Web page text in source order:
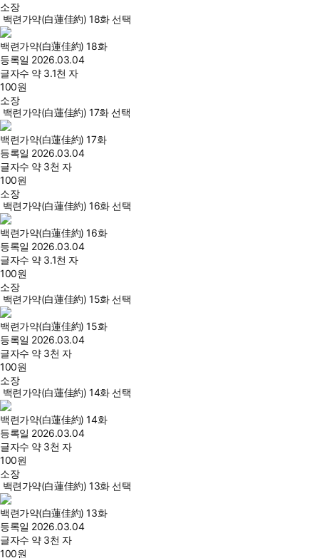
소장
백련가약(白蓮佳約) 18화 선택
백련가약(白蓮佳約) 18화
등록일 2026.03.04
글자수 약 3.1천 자
100원
소장
백련가약(白蓮佳約) 17화 선택
백련가약(白蓮佳約) 17화
등록일 2026.03.04
글자수 약 3천 자
100원
소장
백련가약(白蓮佳約) 16화 선택
백련가약(白蓮佳約) 16화
등록일 2026.03.04
글자수 약 3.1천 자
100원
소장
백련가약(白蓮佳約) 15화 선택
백련가약(白蓮佳約) 15화
등록일 2026.03.04
글자수 약 3천 자
100원
소장
백련가약(白蓮佳約) 14화 선택
백련가약(白蓮佳約) 14화
등록일 2026.03.04
글자수 약 3천 자
100원
소장
백련가약(白蓮佳約) 13화 선택
백련가약(白蓮佳約) 13화
등록일 2026.03.04
글자수 약 3천 자
100원